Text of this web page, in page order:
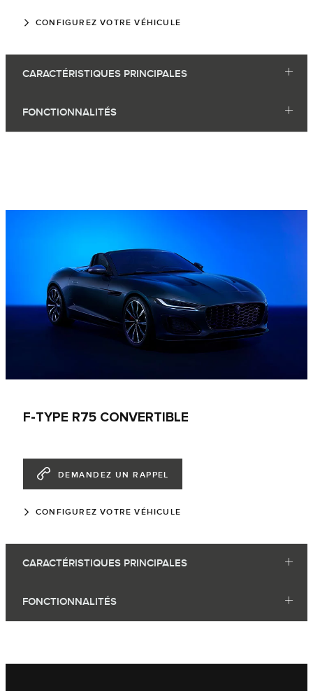
CONFIGUREZ VOTRE VÉHICULE
CARACTÉRISTIQUES PRINCIPALES
FONCTIONNALITÉS
F-TYPE R75 CONVERTIBLE
DEMANDEZ UN RAPPEL
CONFIGUREZ VOTRE VÉHICULE
CARACTÉRISTIQUES PRINCIPALES
FONCTIONNALITÉS